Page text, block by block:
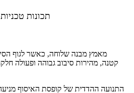
תכונות טכניות
קטנה, מהירות סיבוב גבוהה ופעולה